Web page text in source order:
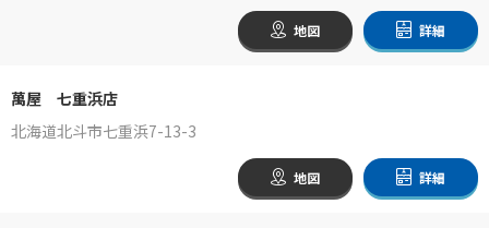
地図 詳細
萬屋 七重浜店
北海道北斗市七重浜7-13-3
地図 詳細